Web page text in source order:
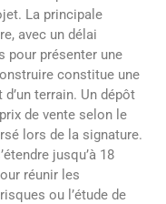
La principale
avec un délai
pour présenter une
constitue une
terrain. Un dépôt
de vente selon le
lors de la signature.
jusqu’à 18
réunir les
ou l’étude de